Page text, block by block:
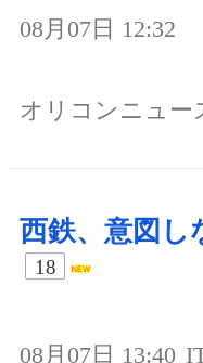
08月07日 12:32
オリコンニュー
西鉄、意図し
18
08月07日 13:40